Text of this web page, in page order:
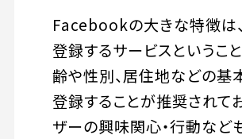
Facebookの大きな特徴は
登録するサービスということ
齢や性別、居住地などの基
登録することが推奨されて
ザーの興味関心・行動など